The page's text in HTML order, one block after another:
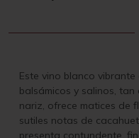
Este vino blanco
balsámicos y salinos,
nariz, ofrece matices de
sutiles notas de
presenta contundente,